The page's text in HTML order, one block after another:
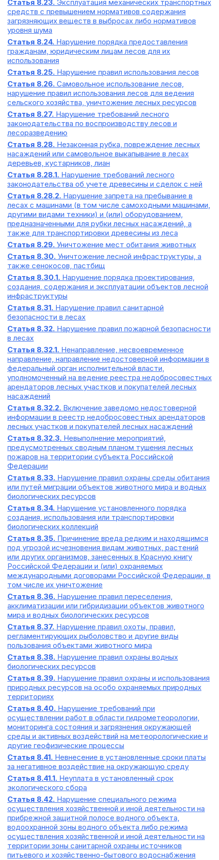
Статья 8.23. Эксплуатация механических транспортных
средств с превышением нормативов содержания
загрязняющих веществ в выбросах либо нормативов
уровня шума
Статья 8.24. Нарушение порядка предоставления
гражданам, юридическим лицам лесов для их
использования
Статья 8.25. Нарушение правил использования лесов
Статья 8.26. Самовольное использование лесов,
нарушение правил использования лесов для ведения
сельского хозяйства, уничтожение лесных ресурсов
Статья 8.27. Нарушение требований лесного
законодательства по воспроизводству лесов и
лесоразведению
Статья 8.28. Незаконная рубка, повреждение лесных
насаждений или самовольное выкапывание в лесах
деревьев, кустарников, лиан
Статья 8.28.1. Нарушение требований лесного
законодательства об учете древесины и сделок с ней
Статья 8.28.2. Нарушение запрета на пребывание в
лесах с машинами (в том числе самоходными машинами,
другими видами техники) и (или) оборудованием,
предназначенными для рубки лесных насаждений, а
также для транспортировки древесины из леса
Статья 8.29. Уничтожение мест обитания животных
Статья 8.30. Уничтожение лесной инфраструктуры, а
также сенокосов, пастбищ
Статья 8.30.1. Нарушение порядка проектирования,
создания, содержания и эксплуатации объектов лесной
инфраструктуры
Статья 8.31. Нарушение правил санитарной
безопасности в лесах
Статья 8.32. Нарушение правил пожарной безопасности
в лесах
Статья 8.32.1. Ненаправление, несвоевременное
направление, направление недостоверной информации в
федеральный орган исполнительной власти,
уполномоченный на ведение реестра недобросовестных
арендаторов лесных участков и покупателей лесных
насаждений
Статья 8.32.2. Включение заведомо недостоверной
информации в реестр недобросовестных арендаторов
лесных участков и покупателей лесных насаждений
Статья 8.32.3. Невыполнение мероприятий,
предусмотренных сводным планом тушения лесных
пожаров на территории субъекта Российской
Федерации
Статья 8.33. Нарушение правил охраны среды обитания
или путей миграции объектов животного мира и водных
биологических ресурсов
Статья 8.34. Нарушение установленного порядка
создания, использования или транспортировки
биологических коллекций
Статья 8.35. Причинение вреда редким и находящимся
под угрозой исчезновения видам животных, растений
или других организмов, занесенных в Красную книгу
Российской Федерации и (или) охраняемых
международными договорами Российской Федерации, в
том числе их уничтожение
Статья 8.36. Нарушение правил переселения,
акклиматизации или гибридизации объектов животного
мира и водных биологических ресурсов
Статья 8.37. Нарушение правил охоты, правил,
регламентирующих рыболовство и другие виды
пользования объектами животного мира
Статья 8.38. Нарушение правил охраны водных
биологических ресурсов
Статья 8.39. Нарушение правил охраны и использования
природных ресурсов на особо охраняемых природных
территориях
Статья 8.40. Нарушение требований при
осуществлении работ в области гидрометеорологии,
мониторинга состояния и загрязнения окружающей
среды и активных воздействий на метеорологические и
другие геофизические процессы
Статья 8.41. Невнесение в установленные сроки платы
за негативное воздействие на окружающую среду
Статья 8.41.1. Неуплата в установленный срок
экологического сбора
Статья 8.42. Нарушение специального режима
осуществления хозяйственной и иной деятельности на
прибрежной защитной полосе водного объекта,
водоохранной зоны водного объекта либо режима
осуществления хозяйственной и иной деятельности на
территории зоны санитарной охраны источников
питьевого и хозяйственно-бытового водоснабжения